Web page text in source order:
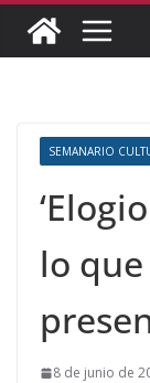
SEMANARIO
lo
8 de junio de